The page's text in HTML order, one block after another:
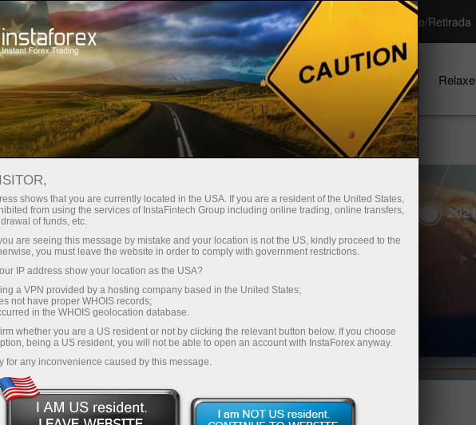
da conta Plataforma de negociação Depósito/Retirada
Iniciantes Para Investidores Para Parceiros Campanhas Relaxe
com
de
de
de
Deposite dinheiro
shows that you are currently located in the USA. If you are a resident of the United States,
from using the services of InstaFintech Group including online trading, online transfers,
of funds, etc.
are seeing this message by mistake and your location is not the US, kindly proceed to the
you must leave the website in order to comply with government restrictions.
IP address show your location as the USA?
a VPN provided by a hosting company based in the United States;
not have proper WHOIS records;
in the WHOIS geolocation database.
whether you are a US resident or not by clicking the relevant button below. If you choose
being a US resident, you will not be able to open an account with InstaForex anyway.
for any inconvenience caused by this message.